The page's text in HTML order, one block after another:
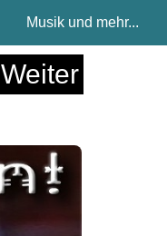
Musik und mehr...
Weiter